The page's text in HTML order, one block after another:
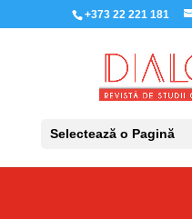
+373 22 221 181
Selectează o Pagină